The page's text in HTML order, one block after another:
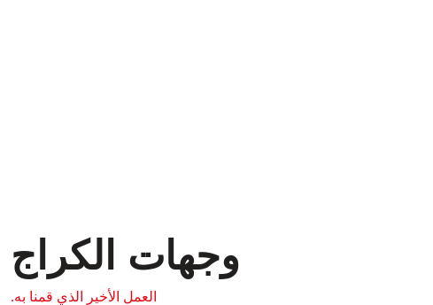
وجهات الكراج
العمل الأخير الذي قمنا به.